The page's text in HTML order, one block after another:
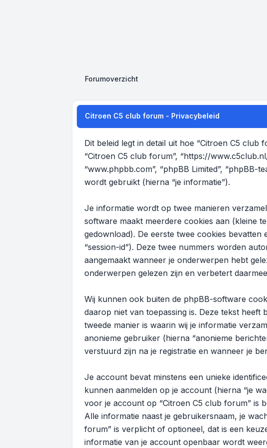
Forumoverzicht
Citroen C5 club forum - Privacybeleid
Dit beleid legt in detail uit hoe “Citroen C5 club
“Citroen C5 club forum”, “https://
“www.phpbb.com”, “phpBB Limited”,
wordt gebruikt (hierna “je informatie”).
Je informatie wordt op twee manieren
software maakt meerdere cookies aan (kleine
gedownload). De eerste twee cookies bevatten
“session-id”). Deze twee nummers worden
aangemaakt wanneer je onderwerpen hebt
onderwerpen gelezen zijn en verbetert
Wij kunnen ook buiten de phpBB-software
daarop niet van toepassing is. Deze tekst heeft
tweede manier is waarin wij je informatie
anonieme gebruiker (hierna “anonieme
verstuurd zijn na je registratie en wanneer je
Je account bevat minstens een unieke
kunnen aanmelden op je account (hierna “je
voor je account op “Citroen C5 club forum” is
Alle informatie naast je gebruikersnaam, je
forum” is verplicht of optioneel, dat is een
informatie van je account openbaar wordt